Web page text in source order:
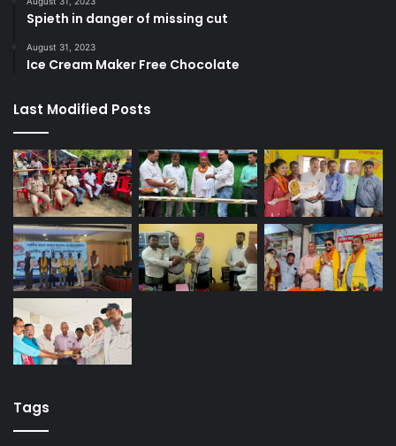
Spieth in danger of missing cut
August 31, 2023
Ice Cream Maker Free Chocolate
Last Modified Posts
Tags